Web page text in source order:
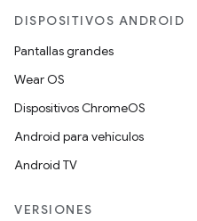
DISPOSITIVOS ANDROID
Pantallas grandes
Wear OS
Dispositivos ChromeOS
Android para vehículos
Android TV
VERSIONES